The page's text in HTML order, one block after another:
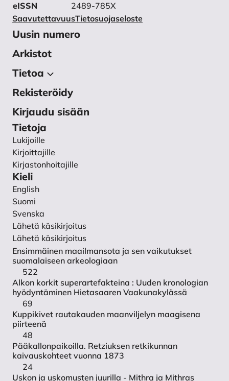
eISSN
2489-785X
SaavutettavuusTietosuojaseloste
Uusin numero
Arkistot
Tietoa
Tietoa julkaisusta
Toimituskunta
Käsikirjoitukset
Ohjeet vertaisarvioijalle
Tietosuojaseloste
Yhteystiedot
Rekisteröidy
Kirjaudu sisään
Tietoja
Lukijoille
Kirjoittajille
Kirjastonhoitajille
Kieli
English
Suomi
Svenska
Lähetä käsikirjoitus
Lähetä käsikirjoitus
Ensimmäinen maailmansota ja sen vaikutukset
suomalaiseen arkeologiaan
522
Alkon korkit superartefakteina : Uuden kronologian
hyödyntäminen Hietasaaren Vaakunakylässä
69
Kuppikivet rautakauden maanviljelyn maagisena
piirteenä
48
Pääkallonpaikoilla. Retziuksen retkikunnan
kaivauskohteet vuonna 1873
24
Uskon ja uskomusten juurilla - Mithra ja Mithras